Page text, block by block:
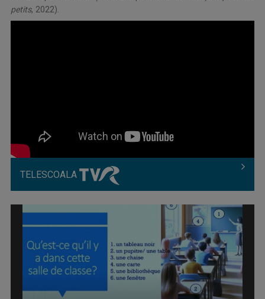
petits, 2022).
TELESCOALA